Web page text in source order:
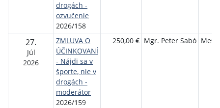
drogách -
ozvučenie
2026/158
27.
Júl
2026
ZMLUVA O
ÚČINKOVANÍ
- Nájdi sa v
športe, nie v
drogách -
moderátor
2026/159
250,00 € Mgr. Peter Sabó